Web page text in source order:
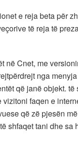
e reja beta për
të reja të
në Cnet, me
nga
që janë objekt.
faqen e
që zë pjesën
shfaqet tani dhe sa